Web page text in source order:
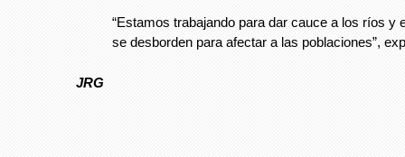
“Estamos trabajando para dar cauce a los ríos y
se desborden para afectar a las poblaciones”,
JRG